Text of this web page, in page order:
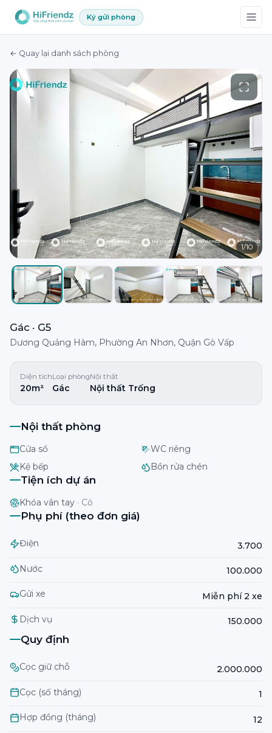
Ký gửi phòng
← Quay lại danh sách phòng
1/10
Gác · G5
Dương Quảng Hàm, Phường An Nhơn, Quận Gò Vấp
Diện tích
20m²
Loại phòng
Gác
Nội thất
Nội thất Trống
Nội thất phòng
Cửa sổ
WC riêng
Kệ bếp
Bồn rửa chén
Tiện ích dự án
Khóa vân tay · Có
Phụ phí (theo đơn giá)
Điện 3.700
Nước 100.000
Gửi xe Miễn phí 2 xe
Dịch vụ 150.000
Quy định
Cọc giữ chỗ 2.000.000
Cọc (số tháng) 1
Hợp đồng (tháng) 12